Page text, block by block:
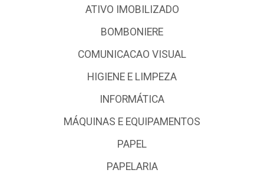
ATIVO IMOBILIZADO
BOMBONIERE
COMUNICACAO VISUAL
HIGIENE E LIMPEZA
INFORMÁTICA
MÁQUINAS E EQUIPAMENTOS
PAPEL
PAPELARIA